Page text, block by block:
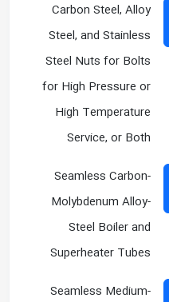
Carbon Steel, Alloy
Steel, and Stainless
Steel Nuts for Bolts
for High Pressure or
High Temperature
Service, or Both
Seamless Carbon-
Molybdenum Alloy-
Steel Boiler and
Superheater Tubes
Seamless Medium-